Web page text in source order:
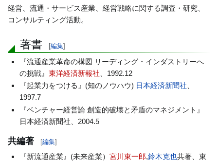
経営、流通・サービス産業、経営戦略に関する調査・研究、
コンサルティング活動。
著書 [編集]
『流通産業革命の構図 リーディング・インダストリーへ
の挑戦』東洋経済新報社 、1992.12
『起業力をつける』(知のノウハウ) 日本経済新聞社
1997.7
『ベンチャー経営論 創造的破壊と矛盾のマネジメント』
日本経済新聞社、2004.5
共編著 [編集]
『新流通産業』(未来産業）宮川東一郎,鈴木克也共著、東